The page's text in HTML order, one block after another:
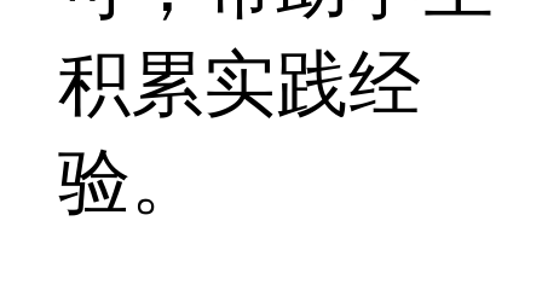
积累实践经
验。